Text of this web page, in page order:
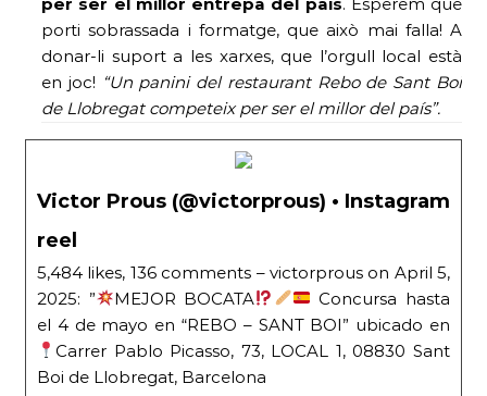
porti sobrassada i formatge, que això mai falla! A
donar-li suport a les xarxes, que l’orgull local està
en joc! “Un panini del restaurant Rebo de Sant Boi
de Llobregat competeix per ser el millor del país”.
Victor Prous (@victorprous) • Instagram
reel
5,484 likes, 136 comments – victorprous on April 5,
2025: ”
MEJOR BOCATA
Concursa hasta
el 4 de mayo en “REBO – SANT BOI” ubicado en
Carrer Pablo Picasso, 73, LOCAL 1, 08830 Sant
Boi de Llobregat, Barcelona